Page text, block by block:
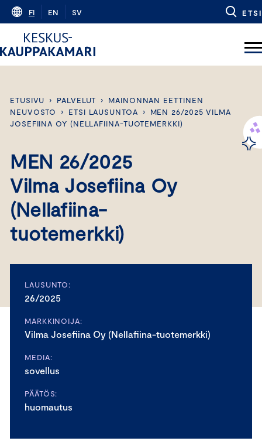
Skip
content
FI EN SV ETSI
ETUSIVU › PALVELUT ›
MAINONNAN EETTINEN
NEUVOSTO
› ETSI LAUSUNTOA ›
MEN 26/2025 VILMA
JOSEFIINA OY (NELLAFIINA-TUOTEMERKKI)
MEN 26/2025
Vilma Josefiina Oy
(Nellafiina-
tuotemerkki)
LAUSUNTO:
26/2025
MARKKINOIJA:
Vilma Josefiina Oy (Nellafiina-tuotemerkki)
MEDIA:
sovellus
PÄÄTÖS:
huomautus